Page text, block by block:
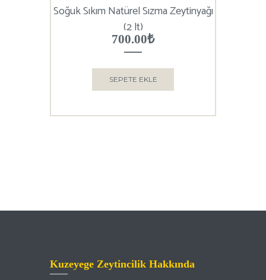
Soğuk Sıkım Natürel Sızma Zeytinyağı
(2 lt)
700.00₺
SEPETE EKLE
Kuzeyege Zeytincilik Hakkında